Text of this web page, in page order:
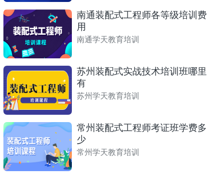
南通装配式工程师各等级培训费
用
南通学天教育培训
苏州装配式实战技术培训班哪里
有
苏州学天教育培训
常州装配式工程师考证班学费多
少
常州学天教育培训